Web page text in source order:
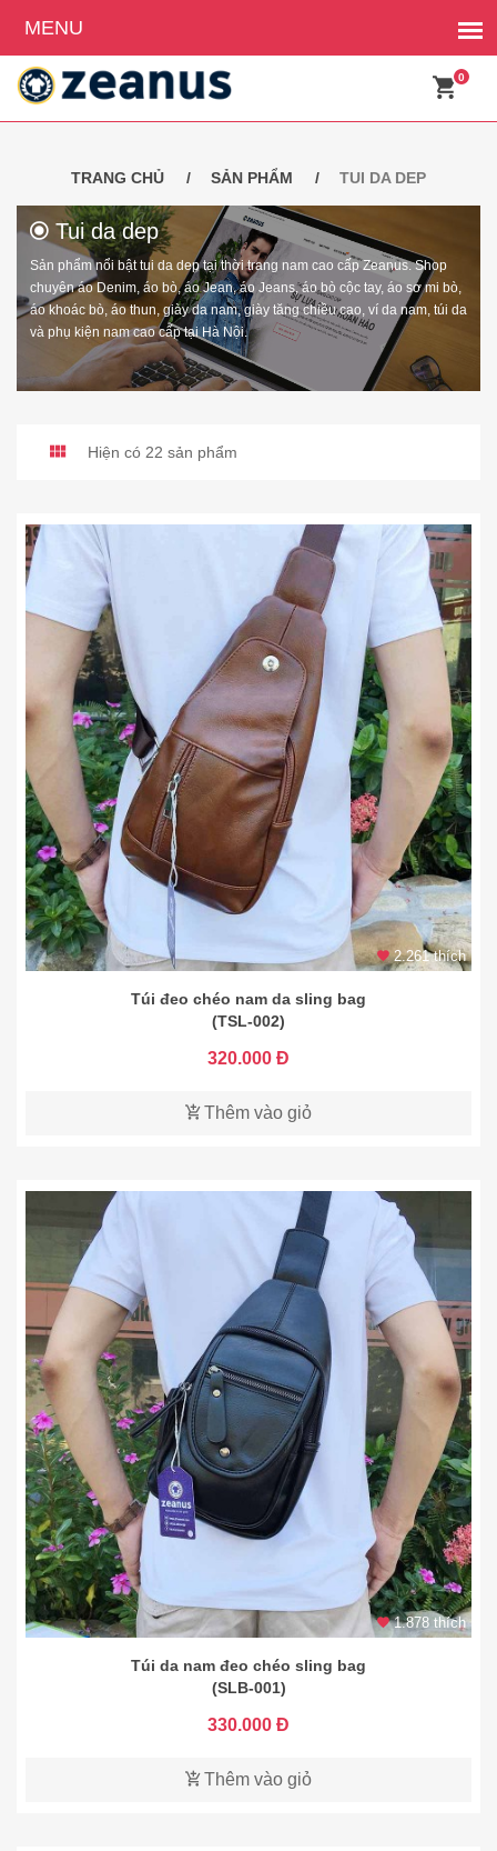
0
TRANG CHỦ SẢN PHẨM TUI DA DEP
Tui da dep
Sản phẩm nổi bật tui da dep tại thời trang nam cao cấp Zeanus. Shop
chuyên áo Denim, áo bò, áo Jean, áo Jeans, áo bò cộc tay, áo sơ mi bò,
áo khoác bò, áo thun, giày da nam, giày tăng chiều cao, ví da nam, túi da
và phụ kiện nam cao cấp tại Hà Nội.
Hiện có 22 sản phẩm
2.261 thích
Túi đeo chéo nam da sling bag
(TSL-002)
320.000 Đ
Thêm vào giỏ
1.878 thích
Túi da nam đeo chéo sling bag
(SLB-001)
330.000 Đ
Thêm vào giỏ